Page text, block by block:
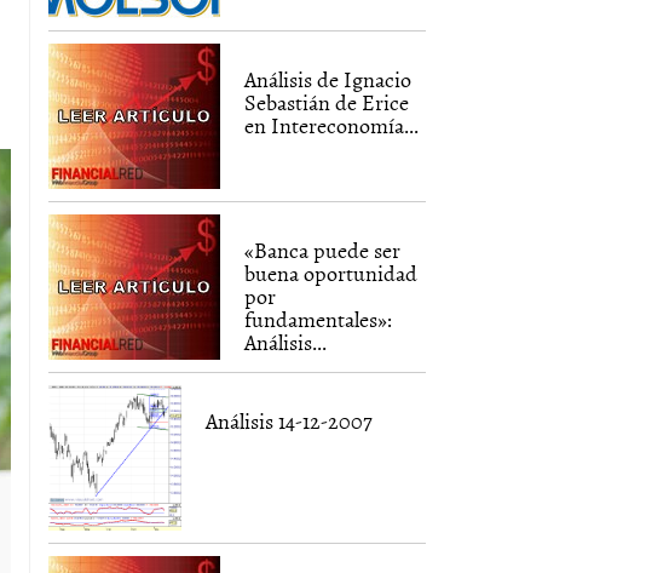
Análisis de Ignacio
Sebastián de Erice
en Intereconomía...
«Banca puede ser
buena oportunidad
por
fundamentales»:
Análisis...
Análisis 14-12-2007